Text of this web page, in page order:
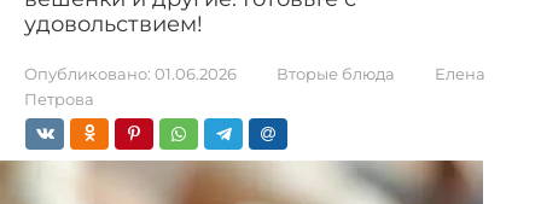
удовольствием!
Опубликовано: 01.06.2026 Вторые блюда
Елена
Петрова